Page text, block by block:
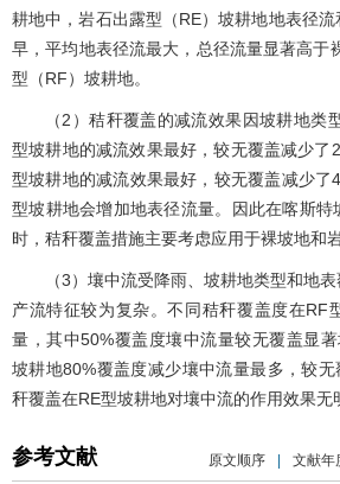
耕地中，岩石出露型（RE）坡耕地地表径
早，平均地表径流最大，总径流量显著高于
型（RF）坡耕地。
（2）秸秆覆盖的减流效果因坡耕地类
型坡耕地的减流效果最好，较无覆盖减少了
型坡耕地的减流效果最好，较无覆盖减少了
型坡耕地会增加地表径流量。因此在喀斯
时，秸秆覆盖措施主要考虑应用于裸坡地和
（3）壤中流受降雨、坡耕地类型和地
产流特征较为复杂。不同秸秆覆盖度在RF
量，其中50%覆盖度壤中流量较无覆盖显
坡耕地80%覆盖度减少壤中流量最多，较
秆覆盖在RE型坡耕地对壤中流的作用效果无
参考文献 原文顺序 | 文献年